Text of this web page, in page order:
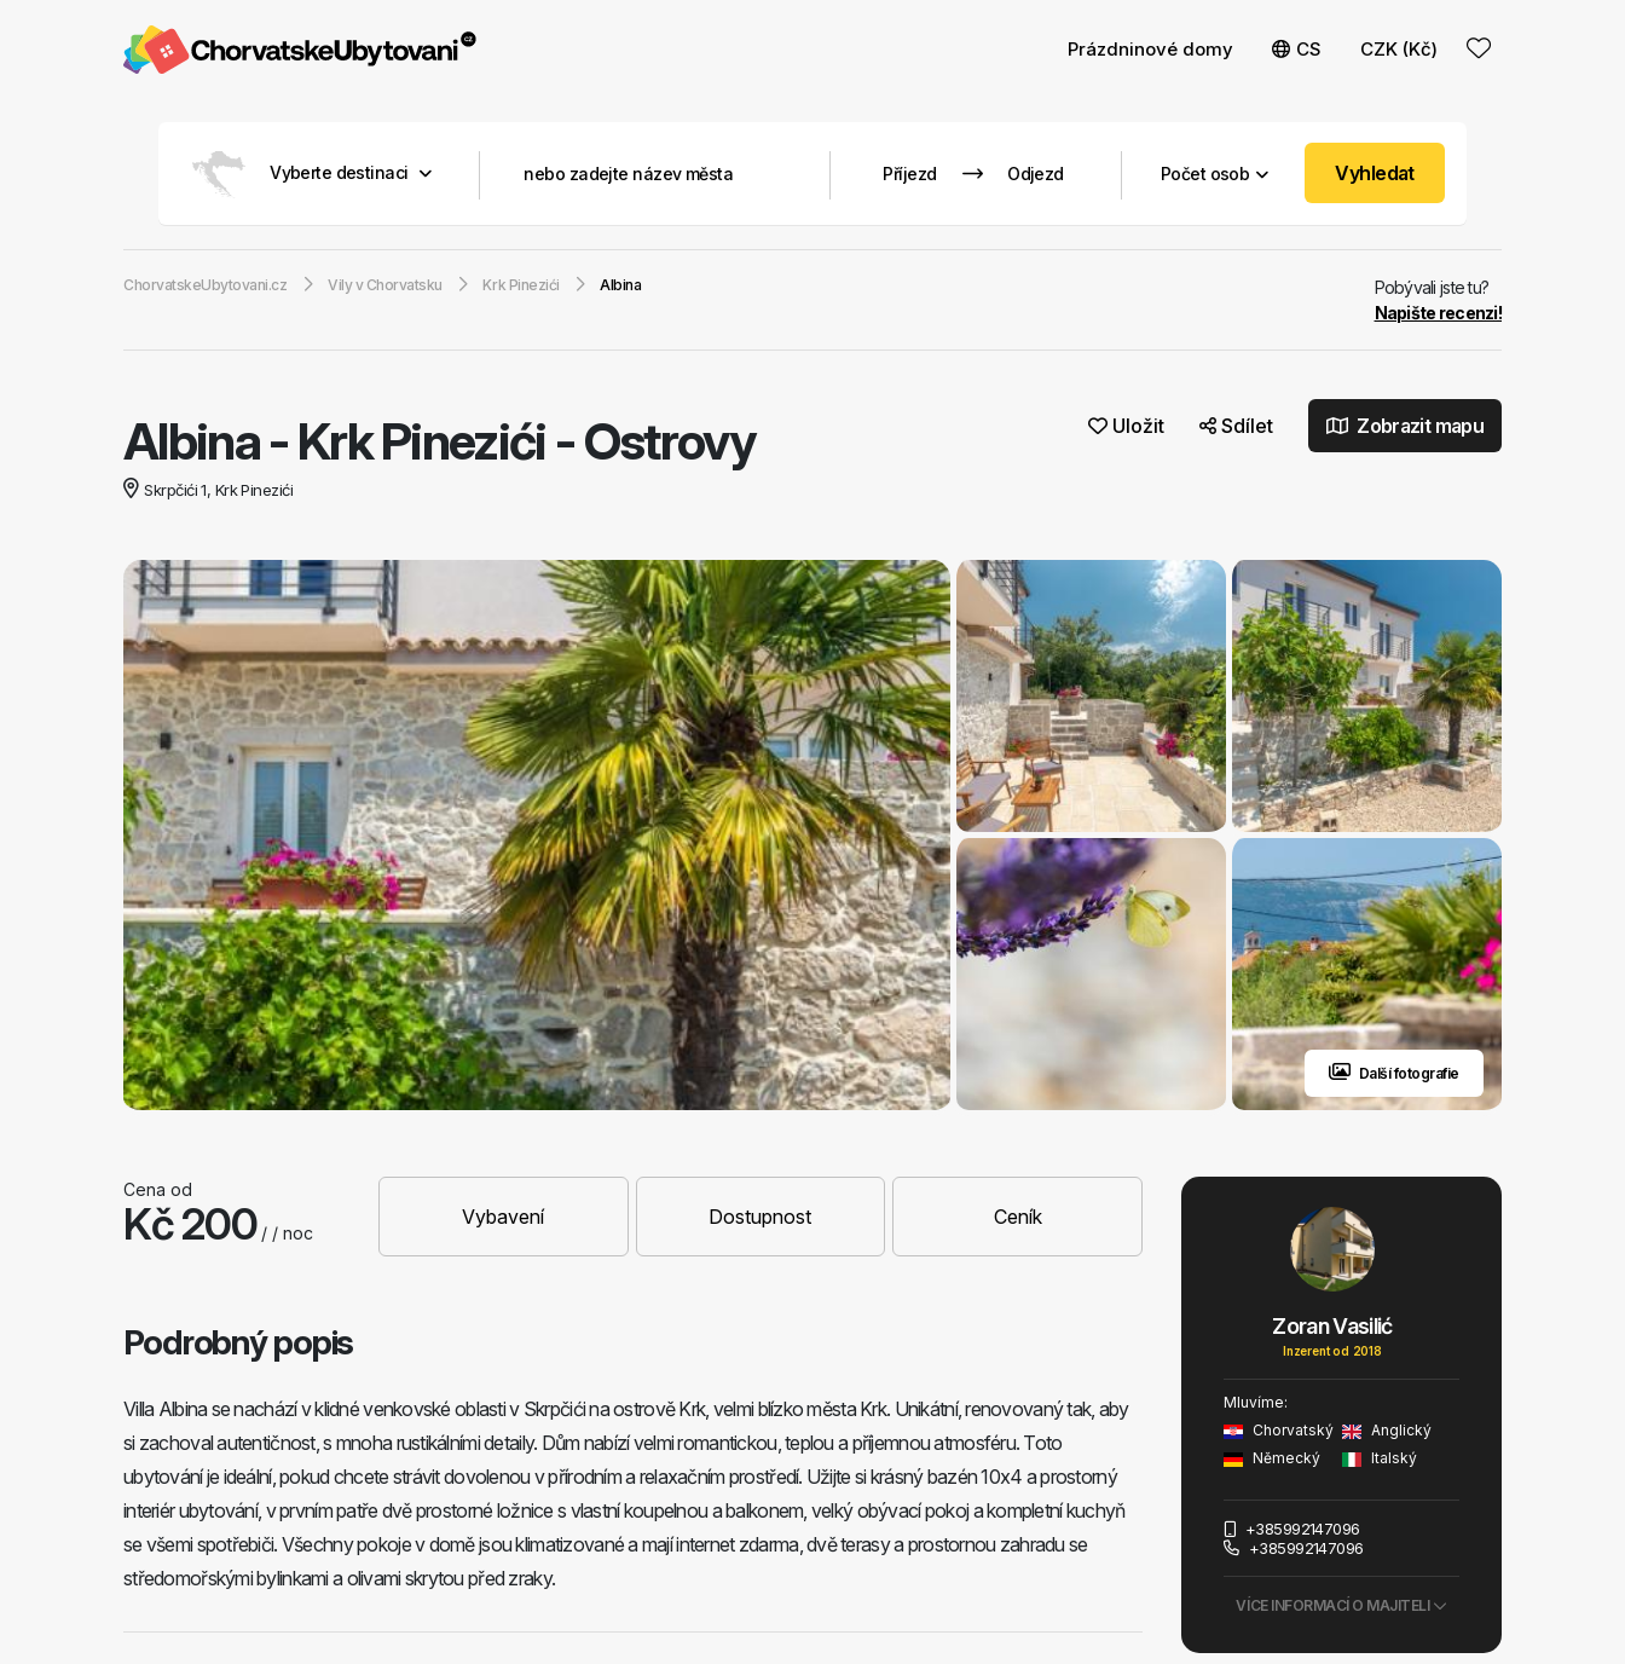
Prázdninové domy CS CZK (Kč)
Vyberte destinaci Počet osob Vyhledat
ChorvatskeUbytovani.cz Vily v Chorvatsku Krk Pinezići Albina
Pobývali jste tu?
Napište recenzi!
Albina-Krk Pinezići - Ostrovy
Skrpčići 1, Krk Pinezići
Uložit Sdílet Zobrazit mapu
Další fotografie
Cena od
Kč 200/ / noc
Vybavení Dostupnost Ceník
Podrobný popis
Villa Albina se nachází v klidné venkovské oblasti v Skrpčići na ostrově Krk, velmi blízko města Krk. Unikátní, renovovaný tak, aby
si zachoval autentičnost, s mnoha rustikálními detaily. Dům nabízí velmi romantickou, teplou a příjemnou atmosféru. Toto
ubytování je ideální, pokud chcete strávit dovolenou v přírodním a relaxačním prostředí. Užijte si krásný bazén 10x4 a prostorný
interiér ubytování, v prvním patře dvě prostorné ložnice s vlastní koupelnou a balkonem, velký obývací pokoj a kompletní kuchyň
se všemi spotřebiči. Všechny pokoje v domě jsou klimatizované a mají internet zdarma, dvě terasy a prostornou zahradu se
středomořskými bylinkami a olivami skrytou před zraky.
Zoran Vasilić
Inzerent od 2018
Mluvíme:
Chorvatský
Anglický
Německý
Italský
+385992147096
+385992147096
VÍCE INFORMACÍ O MAJITELI